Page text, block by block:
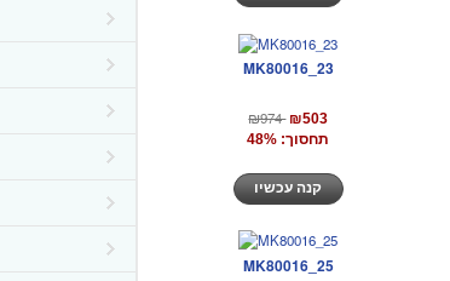
MK80016_23
₪974 ₪503
תחסוך: 48%
MK80016_25